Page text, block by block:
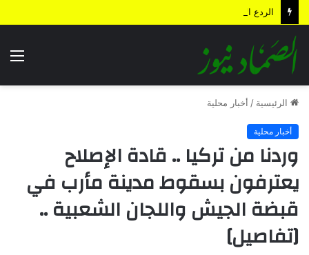
الرئيسية / أخبار محلية
أخبار محلية
وردنا من تركيا .. قادة الإصلاح
يعترفون بسقوط مدينة مأرب في
قبضة الجيش واللجان الشعبية ..
[تفاصيل]